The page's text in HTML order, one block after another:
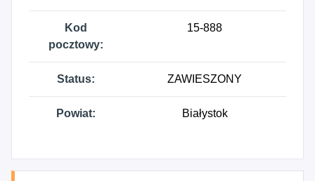
Kod
pocztowy:
15-888
Status: ZAWIESZONY
Powiat: Białystok